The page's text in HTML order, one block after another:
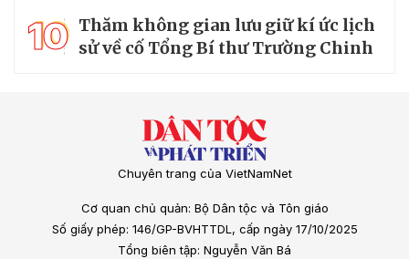
10 Thăm không gian lưu giữ kí ức lịch
sử về cố Tổng Bí thư Trường Chinh
Chuyên trang của VietNamNet
Cơ quan chủ quản: Bộ Dân tộc và Tôn giáo
Số giấy phép: 146/GP-BVHTTDL, cấp ngày 17/10/2025
Tổng biên tập: Nguyễn Văn Bá